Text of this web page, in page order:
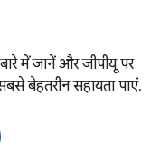
में जानें और जीपीयू पर
बेहतरीन सहायता पाएं.